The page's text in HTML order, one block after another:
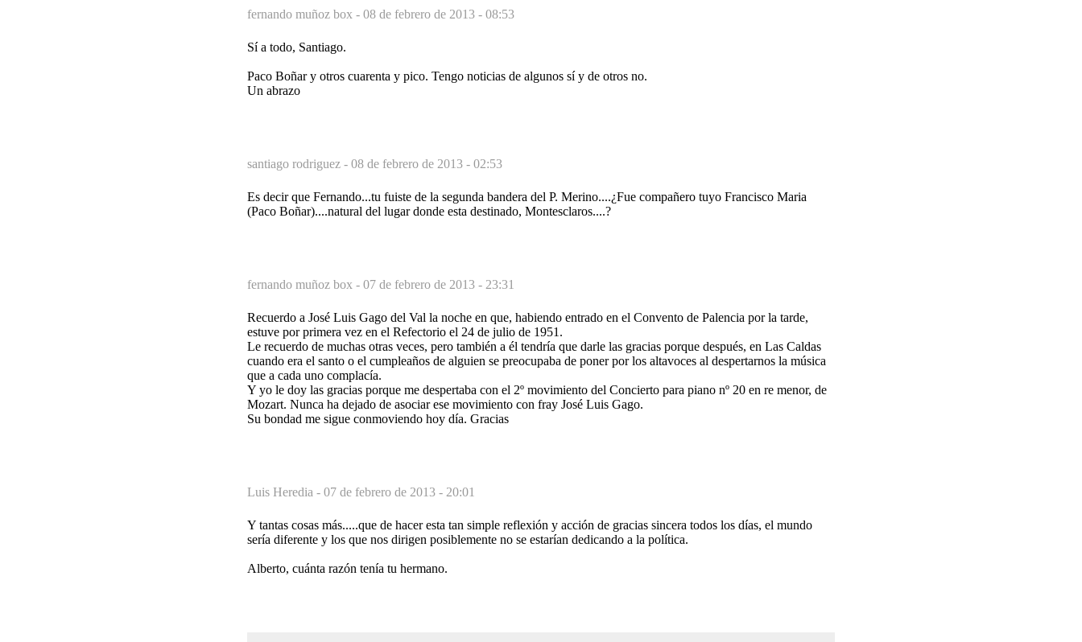
fernando muñoz box - 08 de febrero de 2013 - 08:53
Sí a todo, Santiago.
Paco Boñar y otros cuarenta y pico. Tengo noticias de algunos sí y de otros no.
Un abrazo
santiago rodriguez - 08 de febrero de 2013 - 02:53
Es decir que Fernando...tu fuiste de la segunda bandera del P. Merino....¿Fue compañero tuyo Francisco Maria
(Paco Boñar)....natural del lugar donde esta destinado, Montesclaros....?
fernando muñoz box - 07 de febrero de 2013 - 23:31
Recuerdo a José Luis Gago del Val la noche en que, habiendo entrado en el Convento de Palencia por la tarde,
estuve por primera vez en el Refectorio el 24 de julio de 1951.
Le recuerdo de muchas otras veces, pero también a él tendría que darle las gracias porque después, en Las Caldas
cuando era el santo o el cumpleaños de alguien se preocupaba de poner por los altavoces al despertarnos la música
que a cada uno complacía.
Y yo le doy las gracias porque me despertaba con el 2º movimiento del Concierto para piano nº 20 en re menor, de
Mozart. Nunca ha dejado de asociar ese movimiento con fray José Luis Gago.
Su bondad me sigue conmoviendo hoy día. Gracias
Luis Heredia - 07 de febrero de 2013 - 20:01
Y tantas cosas más.....que de hacer esta tan simple reflexión y acción de gracias sincera todos los días, el mundo
sería diferente y los que nos dirigen posiblemente no se estarían dedicando a la política.
Alberto, cuánta razón tenía tu hermano.